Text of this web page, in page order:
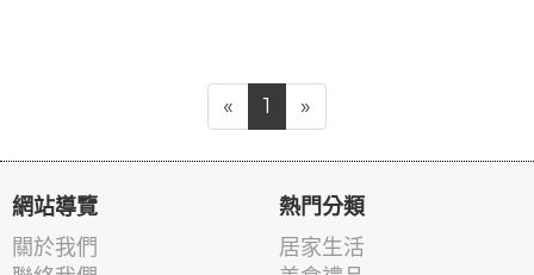
« 1 »
網站導覽
關於我們
熱門分類
居家生活